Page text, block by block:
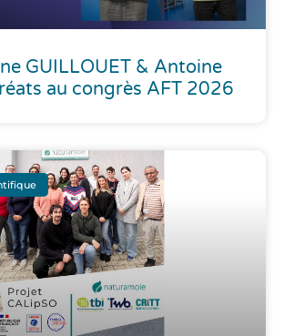
GUILLOUET & Antoine
au congrès AFT 2026